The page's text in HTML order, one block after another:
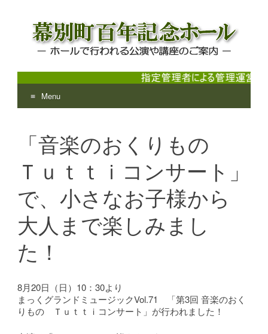
幕別町百年記念ホール
ホールで行われる公演や講座のご案内
Menu
content
「音楽のおくりもの
Ｔｕｔｔｉコンサート」
で、小さなお子様から
大人まで楽しみまし
た！
8月20日（日）10：30より
まっくグランドミュージックVol.71 「第3回 音楽のおく
りもの Ｔｕｔｔｉコンサート」が行われました！